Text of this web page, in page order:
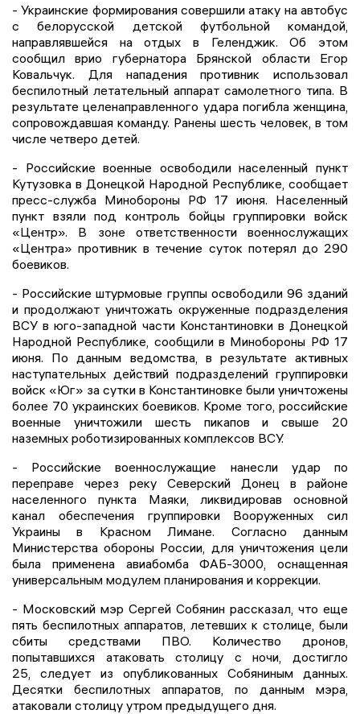
- Украинские формирования совершили атаку на автобус
с белорусской детской футбольной командой,
направлявшейся на отдых в Геленджик. Об этом
сообщил врио губернатора Брянской области Егор
Ковальчук. Для нападения противник использовал
беспилотный летательный аппарат самолетного типа. В
результате целенаправленного удара погибла женщина,
сопровождавшая команду. Ранены шесть человек, в том
числе четверо детей.
- Российские военные освободили населенный пункт
Кутузовка в Донецкой Народной Республике, сообщает
пресс-служба Минобороны РФ 17 июня. Населенный
пункт взяли под контроль бойцы группировки войск
«Центр». В зоне ответственности военнослужащих
«Центра» противник в течение суток потерял до 290
боевиков.
- Российские штурмовые группы освободили 96 зданий
и продолжают уничтожать окруженные подразделения
ВСУ в юго-западной части Константиновки в Донецкой
Народной Республике, сообщили в Минобороны РФ 17
июня. По данным ведомства, в результате активных
наступательных действий подразделений группировки
войск «Юг» за сутки в Константиновке были уничтожены
более 70 украинских боевиков. Кроме того, российские
военные уничтожили шесть пикапов и свыше 20
наземных роботизированных комплексов ВСУ.
- Российские военнослужащие нанесли удар по
переправе через реку Северский Донец в районе
населенного пункта Маяки, ликвидировав основной
канал обеспечения группировки Вооруженных сил
Украины в Красном Лимане. Согласно данным
Министерства обороны России, для уничтожения цели
была применена авиабомба ФАБ-3000, оснащенная
универсальным модулем планирования и коррекции.
- Московский мэр Сергей Собянин рассказал, что еще
пять беспилотных аппаратов, летевших к столице, были
сбиты средствами ПВО. Количество дронов,
попытавшихся атаковать столицу с ночи, достигло
25, следует из опубликованных Собяниным данных.
Десятки беспилотных аппаратов, по данным мэра,
атаковали столицу утром предыдущего дня.